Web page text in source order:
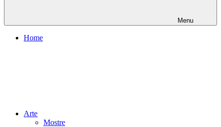
Menu
Home
Arte
Mostre